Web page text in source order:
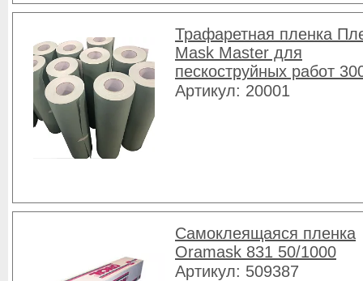
Трафаретная пленка
Mask Master для
пескоструйных работ
Артикул: 20001
Самоклеящаяся пленка
Oramask 831 50/1000
Артикул: 509387